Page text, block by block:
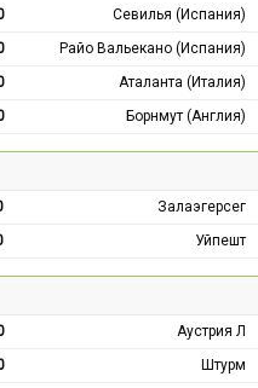
Севилья (Испания)
Райо Вальекано (Испания)
Аталанта (Италия)
Борнмут (Англия)
Залаэгерсег
Уйпешт
Аустрия Л
Штурм